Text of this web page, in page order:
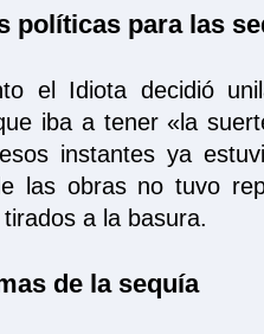
políticas para las
el Idiota decidió
iba a tener «la
instantes ya
las obras no tuvo
a la basura.
de la sequía